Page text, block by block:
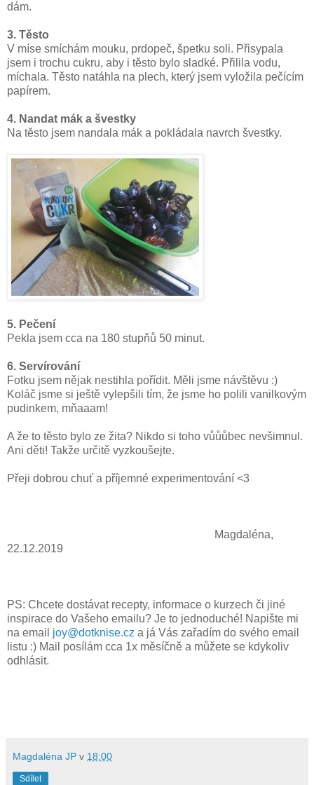
dám.
3. Těsto
V míse smíchám mouku, prdopeč, špetku soli. Přisypala
jsem i trochu cukru, aby i těsto bylo sladké. Přilila vodu,
míchala. Těsto natáhla na plech, který jsem vyložila pečícím
papírem.
4. Nandat mák a švestky
Na těsto jsem nandala mák a pokládala navrch švestky.
5. Pečení
Pekla jsem cca na 180 stupňů 50 minut.
6. Servírování
Fotku jsem nějak nestihla pořídit. Měli jsme návštěvu :)
Koláč jsme si ještě vylepšili tím, že jsme ho polili vanilkovým
pudinkem, mňaaam!
A že to těsto bylo ze žita? Nikdo si toho vůůůbec nevšimnul.
Ani děti! Takže určitě vyzkoušejte.
Přeji dobrou chuť a příjemné experimentování <3
Magdaléna,
22.12.2019
PS: Chcete dostávat recepty, informace o kurzech či jiné
inspirace do Vašeho emailu? Je to jednoduché! Napište mi
na email joy@dotknise.cz a já Vás zařadím do svého email
listu :) Mail posílám cca 1x měsíčně a můžete se kdykoliv
odhlásit.
Magdaléna JP v 18:00
Sdílet